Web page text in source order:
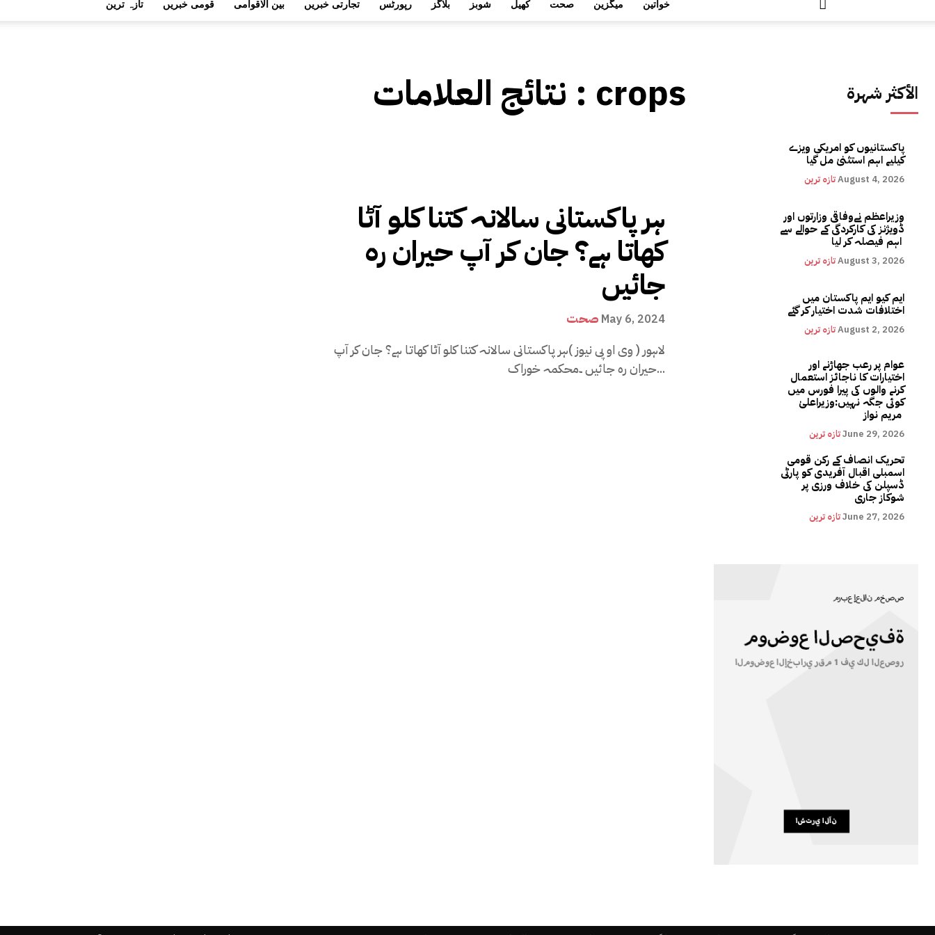
تازہ ترین قومی خبریں بین الاقوامی تجارتی خبریں رپورٹس بلاگز شوبز کھیل صحت میگزین خواتین
نتائج العلامات : crops
ہر پاکستانی سالانہ کتنا کلو آٹا
کھاتا ہے؟ جان کر آپ حیران رہ
جائیں
صحت May 6, 2024
لاہور ( وی او پی نیوز )ہر پاکستانی سالانہ کتنا کلو آٹا کھاتا ہے؟ جان کر آپ
حیران رہ جائیں ۔محکمہ خوراک...
الأكثر شهرة
پاکستانیوں کو امریکی ویزے
کیلیے اہم استثنیٰ مل گیا
تازہ ترینAugust 4, 2026
وزیراعظم نےوفاقی وزارتوں اور
ڈویژنز کی کارکردگی کے حوالے سے
تازہ ترینAugust 3, 2026
ایم کیو ایم پاکستان میں
اختلافات شدت اختیار کر گئے
تازہ ترینAugust 2, 2026
عوام پر رعب جھاڑنے اور
اختیارات کا ناجائز استعمال
کرنے والوں کی پیرا فورس میں
کوئی جگہ نہیں:وزیراعلیٰ
تازہ ترینJune 29, 2026
تحریک انصاف کے رکن قومی
اسمبلی اقبال آفریدی کو پارٹی
ڈسپلن کی خلاف ورزی پر
شوکاز جاری
تازہ ترینJune 27, 2026